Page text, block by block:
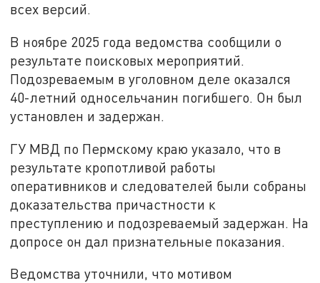
всех версий.
В ноябре 2025 года ведомства сообщили о
результате поисковых мероприятий.
Подозреваемым в уголовном деле оказался
40-летний односельчанин погибшего. Он был
установлен и задержан.
ГУ МВД по Пермскому краю указало, что в
результате кропотливой работы
оперативников и следователей были собраны
доказательства причастности к
преступлению и подозреваемый задержан. На
допросе он дал признательные показания.
Ведомства уточнили, что мотивом